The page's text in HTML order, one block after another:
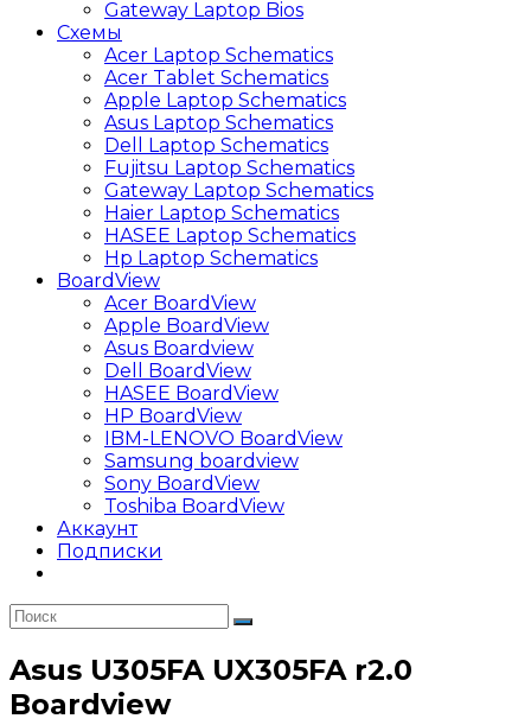
Gateway Laptop Bios
Схемы
Acer Laptop Schematics
Acer Tablet Schematics
Apple Laptop Schematics
Asus Laptop Schematics
Dell Laptop Schematics
Fujitsu Laptop Schematics
Gateway Laptop Schematics
Haier Laptop Schematics
HASEE Laptop Schematics
Hp Laptop Schematics
BoardView
Acer BoardView
Apple BoardView
Asus Boardview
Dell BoardView
HASEE BoardView
HP BoardView
IBM-LENOVO BoardView
Samsung boardview
Sony BoardView
Toshiba BoardView
Аккаунт
Подписки
Asus U305FA UX305FA r2.0
Boardview